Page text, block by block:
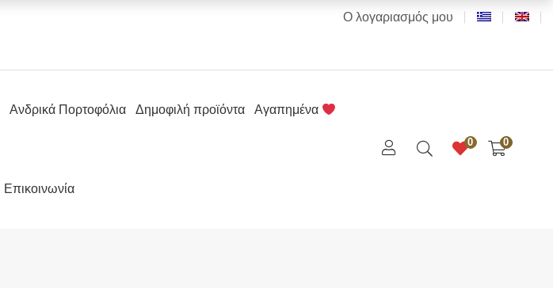
Ο λογαριασμός μου
Ανδρικά Πορτοφόλια Δημοφιλή προϊόντα Αγαπημένα
Επικοινωνία
0 0